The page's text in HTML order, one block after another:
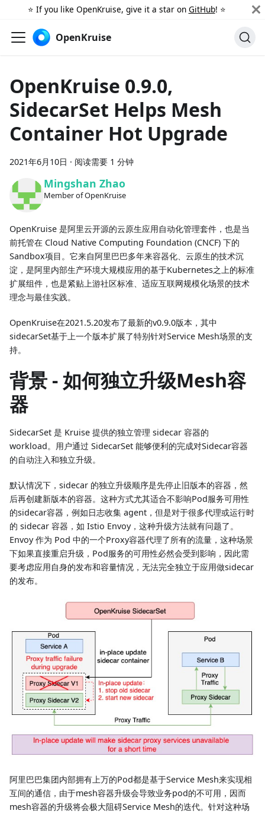
⭐️ If you like OpenKruise, give it a star on GitHub! ⭐️
OpenKruise
OpenKruise 0.9.0,
SidecarSet Helps Mesh
Container Hot Upgrade
2021年6月10日 · 阅读需要 1 分钟
Mingshan Zhao
Member of OpenKruise
OpenKruise 是阿里云开源的云原生应用自动化管理套件，也是当
前托管在 Cloud Native Computing Foundation (CNCF) 下的
Sandbox项目。它来自阿里巴巴多年来容器化、云原生的技术沉
淀，是阿里内部生产环境大规模应用的基于Kubernetes之上的标准
扩展组件，也是紧贴上游社区标准、适应互联网规模化场景的技术
理念与最佳实践。
OpenKruise在2021.5.20发布了最新的v0.9.0版本，其中
sidecarSet基于上一个版本扩展了特别针对Service Mesh场景的支
持。
背景 - 如何独立升级Mesh容
器
SidecarSet 是 Kruise 提供的独立管理 sidecar 容器的
workload。用户通过 SidecarSet 能够便利的完成对Sidecar容器
的自动注入和独立升级。
默认情况下，sidecar 的独立升级顺序是先停止旧版本的容器，然
后再创建新版本的容器。这种方式尤其适合不影响Pod服务可用性
的sidecar容器，例如日志收集 agent，但是对于很多代理或运行时
的 sidecar 容器，如 Istio Envoy，这种升级方法就有问题了。
Envoy 作为 Pod 中的一个Proxy容器代理了所有的流量，这种场景
下如果直接重启升级，Pod服务的可用性必然会受到影响，因此需
要考虑应用自身的发布和容量情况，无法完全独立于应用做sidecar
的发布。
阿里巴巴集团内部拥有上万的Pod都是基于Service Mesh来实现相
互间的通信，由于mesh容器升级会导致业务pod的不可用，因而
mesh容器的升级将会极大阻碍Service Mesh的迭代。针对这种场